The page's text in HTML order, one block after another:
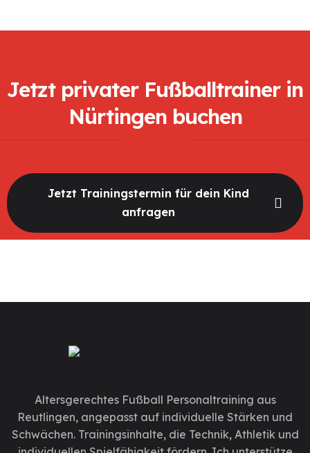
Jetzt privater Fußballtrainer in
Nürtingen buchen
Jetzt Trainingstermin für dein Kind
anfragen
Altersgerechtes Fußball Personaltraining aus
Reutlingen, angepasst auf individuelle Stärken und
Schwächen. Trainingsinhalte, die Technik, Athletik und